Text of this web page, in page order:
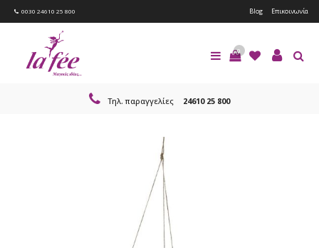
0030 24610 25 800 Blog Επικοινωνία
0
Τηλ. παραγγελίες 24610 25 800